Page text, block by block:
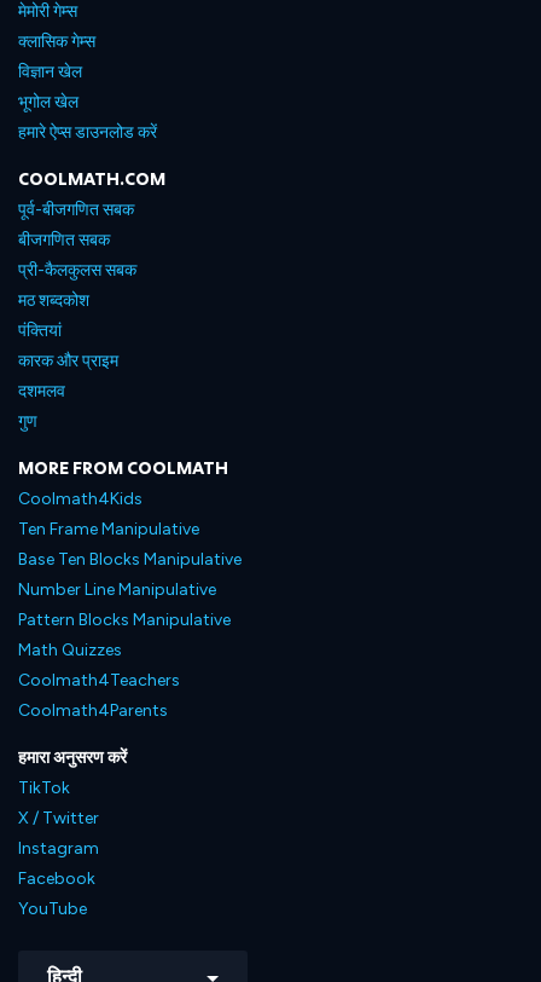
मेमोरी गेम्स
क्लासिक गेम्स
विज्ञान खेल
भूगोल खेल
हमारे ऐप्स डाउनलोड करें
COOLMATH.COM
पूर्व-बीजगणित सबक
बीजगणित सबक
प्री-कैलकुलस सबक
मठ शब्दकोश
पंक्तियां
कारक और प्राइम
दशमलव
गुण
MORE FROM COOLMATH
Coolmath4Kids
Ten Frame Manipulative
Base Ten Blocks Manipulative
Number Line Manipulative
Pattern Blocks Manipulative
Math Quizzes
Coolmath4Teachers
Coolmath4Parents
हमारा अनुसरण करें
TikTok
X / Twitter
Instagram
Facebook
YouTube
हिन्दी